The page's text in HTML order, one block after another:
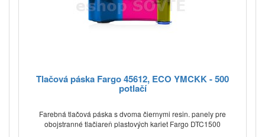
Tlačová páska Fargo 45612, ECO YMCKK - 500
potlačí
Farebná tlačová páska s dvoma čiernymi resin. panely pre
obojstranné tlačiareň plastových kariet Fargo DTC1500